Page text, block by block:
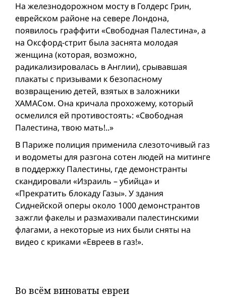
На железнодорожном мосту в Голдерс Грин,
еврейском районе на севере Лондона,
появилось граффити «Свободная Палестина», а
на Оксфорд-стрит была заснята молодая
женщина (которая, возможно,
радикализировалась в Англии), срывавшая
плакаты с призывами к безопасному
возвращению детей, взятых в заложники
ХАМАСом. Она кричала прохожему, который
осмелился ей противостоять: «Свободная
Палестина, твою мать!..»
В Париже полиция применила слезоточивый газ
и водометы для разгона сотен людей на митинге
в поддержку Палестины, где демонстранты
скандировали «Израиль – убийца» и
«Прекратить блокаду Газы». У здания
Сиднейской оперы около 1000 демонстрантов
зажгли факелы и размахивали палестинскими
флагами, а некоторые из них были сняты на
видео с криками «Евреев в газ!».
Во всём виноваты евреи